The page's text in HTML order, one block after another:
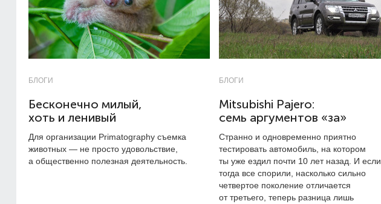
БЛОГИ
Бесконечно милый,
хоть и ленивый
Для организации Primatography съемка
животных — не просто удовольствие,
а общественно полезная деятельность.
БЛОГИ
Mitsubishi Pajero:
семь аргументов «за»
Странно и одновременно приятно
тестировать автомобиль, на котором
ты уже ездил почти 10 лет назад. И если
тогда все спорили, насколько сильно
четвертое поколение отличается
от третьего, теперь разница лишь